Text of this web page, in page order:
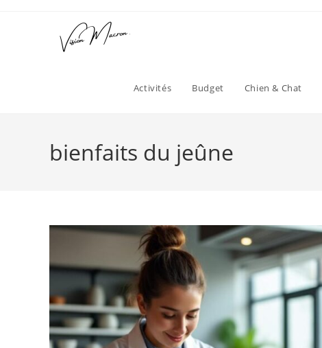
Activités Budget Chien & Chat
bienfaits du jeûne